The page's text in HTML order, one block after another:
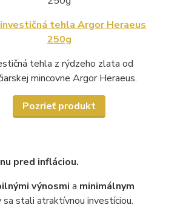
tehla Argor Heraeus
250g
tehla z rýdzeho zlata od
mincovne Argor Heraeus.
Pozrieť produkt
pred infláciou.
výnosmi a minimálnym
stali atraktívnou investíciou.